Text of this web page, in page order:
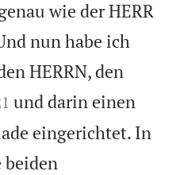
wie der HERR
nun habe ich
HERRN, den
und darin einen
eingerichtet. In
beiden